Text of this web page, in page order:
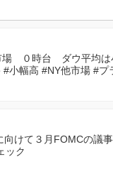
場 ０時台 ダウ平均は
#小幅高 #NY他市場 #プ
向けて３月FOMCの議
ック